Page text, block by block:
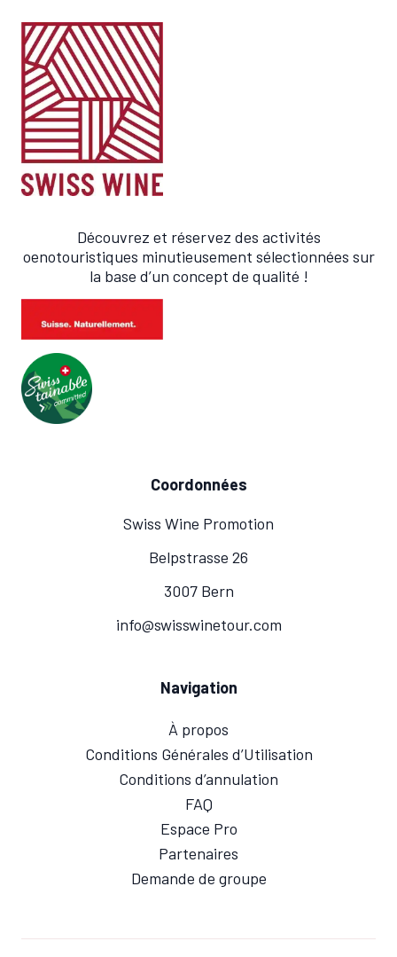
Découvrez et réservez des activités
oenotouristiques minutieusement sélectionnées sur
la base d’un concept de qualité !
Coordonnées
Swiss Wine Promotion
Belpstrasse 26
3007 Bern
info@swisswinetour.com
Navigation
À propos
Conditions Générales d’Utilisation
Conditions d’annulation
FAQ
Espace Pro
Partenaires
Demande de groupe